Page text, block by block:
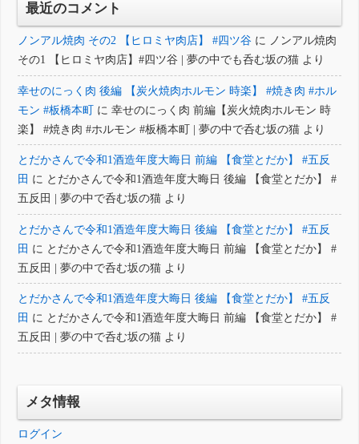
最近のコメント
ノンアル焼肉 その2 【ヒロミヤ肉店】 #四ツ谷 に ノンアル焼肉
その1 【ヒロミヤ肉店】#四ツ谷 | 夢の中でも呑む坂の猫 より
幸せのにっく肉 後編 【炭火焼肉ホルモン 時楽】 #焼き肉 #ホル
モン #板橋本町 に幸せのにっく肉 前編【炭火焼肉ホルモン 時
楽】 #焼き肉 #ホルモン #板橋本町 | 夢の中で呑む坂の猫 より
とだかさんで令和1酒造年度大晦日 前編 【食堂とだか】 #五反
田 に とだかさんで令和1酒造年度大晦日 後編 【食堂とだか】 #
五反田 | 夢の中で呑む坂の猫 より
とだかさんで令和1酒造年度大晦日 後編 【食堂とだか】 #五反
田 に とだかさんで令和1酒造年度大晦日 前編 【食堂とだか】 #
五反田 | 夢の中で呑む坂の猫 より
とだかさんで令和1酒造年度大晦日 後編 【食堂とだか】 #五反
田 に とだかさんで令和1酒造年度大晦日 前編 【食堂とだか】 #
五反田 | 夢の中で呑む坂の猫 より
メタ情報
ログイン